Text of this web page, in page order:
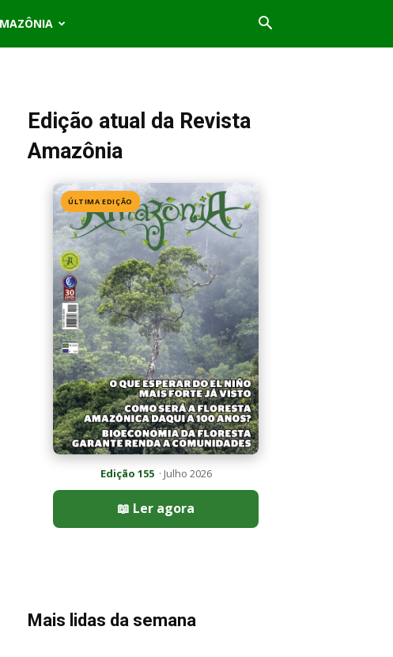
Edição atual da Revista
Amazônia
ÚLTIMA EDIÇÃO
Edição 155· Julho 2026
📖 Ler agora
Mais lidas da semana